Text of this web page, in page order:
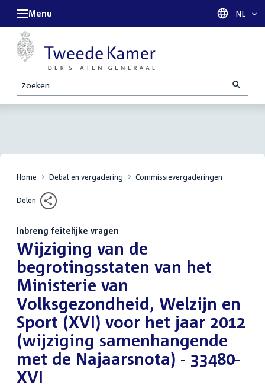
Zoeken
Menu Taal
NL
Home Debat en vergadering Commissievergaderingen
Delen
Inbreng feitelijke vragen
:Wijziging van de
begrotingsstaten van het
Ministerie van
Volksgezondheid, Welzijn en
Sport (XVI) voor het jaar 2012
(wijziging samenhangende
met de Najaarsnota) - 33480-
XVI